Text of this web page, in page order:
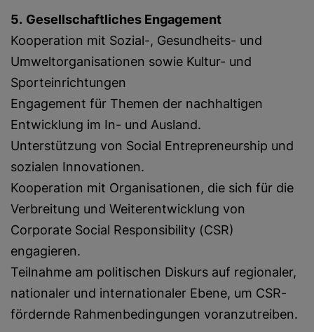
5. Gesellschaftliches Engagement
Kooperation mit Sozial-, Gesundheits- und
Umweltorganisationen sowie Kultur- und
Sporteinrichtungen
Engagement für Themen der nachhaltigen
Entwicklung im In- und Ausland.
Unterstützung von Social Entrepreneurship und
sozialen Innovationen.
Kooperation mit Organisationen, die sich für die
Verbreitung und Weiterentwicklung von
Corporate Social Responsibility (CSR)
engagieren.
Teilnahme am politischen Diskurs auf regionaler,
nationaler und internationaler Ebene, um CSR-
fördernde Rahmenbedingungen voranzutreiben.